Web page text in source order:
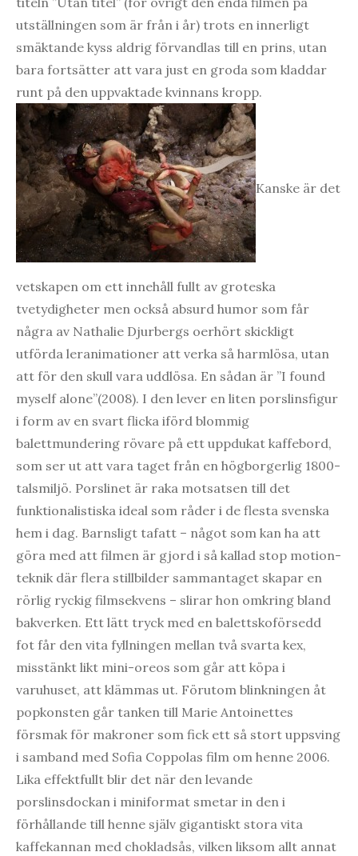
utställningen som är från i år) trots en innerligt
smäktande kyss aldrig förvandlas till en prins, utan
bara fortsätter att vara just en groda som kladdar
runt på den uppvaktade kvinnans kropp.
Kanske är det
vetskapen om ett innehåll fullt av groteska
tvetydigheter men också absurd humor som får
några av Nathalie Djurbergs oerhört skickligt
utförda leranimationer att verka så harmlösa, utan
att för den skull vara uddlösa. En sådan är ”I found
myself alone”(2008). I den lever en liten porslinsfigur
i form av en svart flicka iförd blommig
balettmundering rövare på ett uppdukat kaffebord,
som ser ut att vara taget från en högborgerlig 1800-
talsmiljö. Porslinet är raka motsatsen till det
funktionalistiska ideal som råder i de flesta svenska
hem i dag. Barnsligt tafatt – något som kan ha att
göra med att filmen är gjord i så kallad stop motion-
teknik där flera stillbilder sammantaget skapar en
rörlig ryckig filmsekvens – slirar hon omkring bland
bakverken. Ett lätt tryck med en balettskoförsedd
fot får den vita fyllningen mellan två svarta kex,
misstänkt likt mini-oreos som går att köpa i
varuhuset, att klämmas ut. Förutom blinkningen åt
popkonsten går tanken till Marie Antoinettes
försmak för makroner som fick ett så stort uppsving
i samband med Sofia Coppolas film om henne 2006.
Lika effektfullt blir det när den levande
porslinsdockan i miniformat smetar in den i
förhållande till henne själv gigantiskt stora vita
kaffekannan med chokladsås, vilken liksom allt annat